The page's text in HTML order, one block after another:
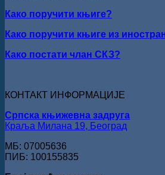
Како поручити књиге?
Како поручити књиге из
Како постати члан СКЗ?
КОНТАКТ ИНФОРМАЦИЈЕ
Српска књижевна задруга
Краља Милана 19, Београд
МБ: 07005636
ПИБ: 100155835